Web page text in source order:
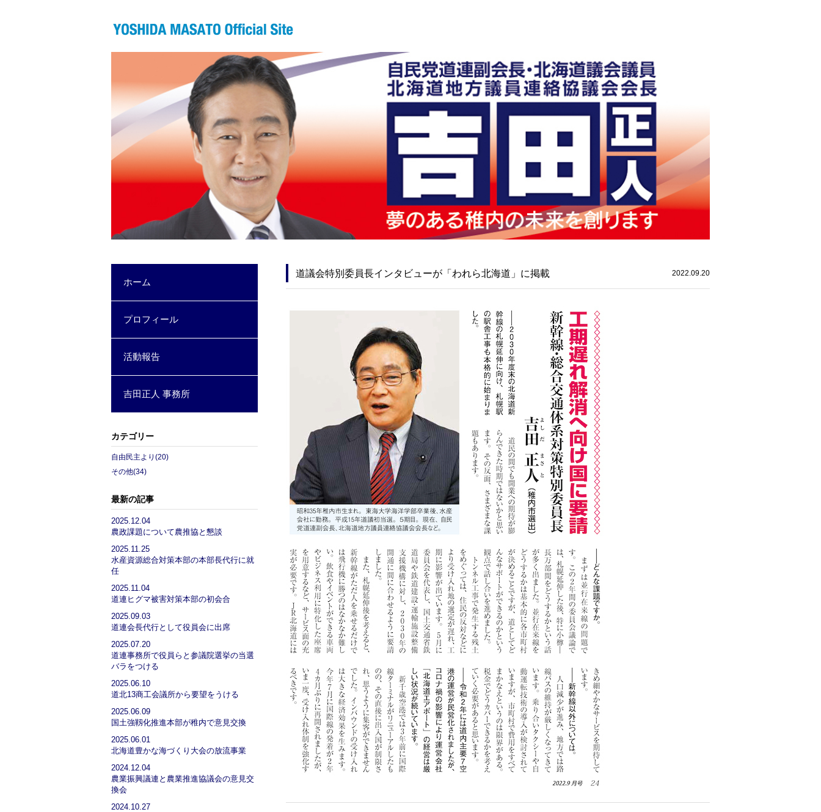
ホーム
プロフィール
活動報告
吉田正人 事務所
道議会特別委員長インタビューが「われら北海道」に掲載 2022.09.20
カテゴリー
自由民主より(20)
その他(34)
最新の記事
2025.12.04
農政課題について農推協と懇談
2025.11.25
水産資源総合対策本部の本部長代行に就
任
2025.11.04
道連ヒグマ被害対策本部の初会合
2025.09.03
道連会長代行として役員会に出席
2025.07.20
道連事務所で役員らと参議院選挙の当選
バラをつける
2025.06.10
道北13商工会議所から要望をうける
2025.06.09
国土強靱化推進本部が稚内で意見交換
2025.06.01
北海道豊かな海づくり大会の放流事業
2024.12.04
農業振興議連と農業推進協議会の意見交
換会
2024.10.27